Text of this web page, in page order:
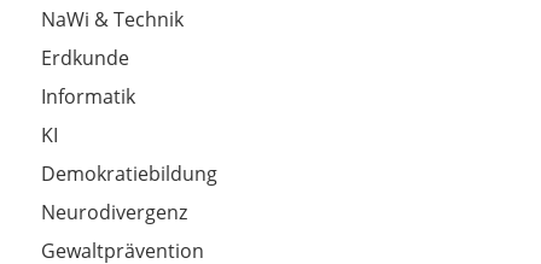
NaWi & Technik
Erdkunde
Informatik
KI
Demokratiebildung
Neurodivergenz
Gewaltprävention